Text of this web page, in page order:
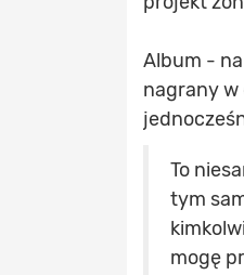
Album -
nagrany w
To
tym
mogę